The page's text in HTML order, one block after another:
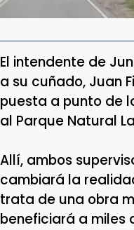
El intendente de
a su cuñado, Juan
puesta a punto de
al Parque Natural
Allí, ambos
cambiará la
trata de una obra
beneficiará a miles